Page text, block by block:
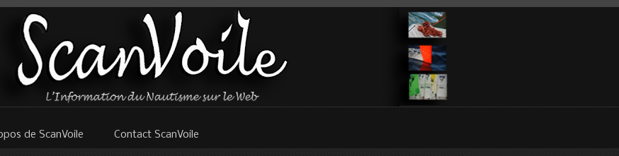
de ScanVoile Contact ScanVoile